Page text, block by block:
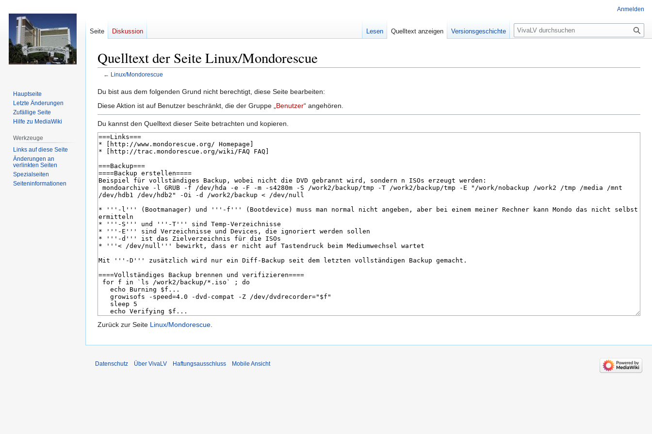
Quelltext der Seite Linux/Mondorescue
← Linux/Mondorescue
Zur
Navigation
Zur
Suche
Du bist aus dem folgenden Grund nicht berechtigt, diese Seite bearbeiten:
Diese Aktion ist auf Benutzer beschränkt, die der Gruppe „ Benutzer“ angehören.
Du kannst den Quelltext dieser Seite betrachten und kopieren.
Zurück zur Seite Linux/Mondorescue.
Anmelden
Seite Diskussion Lesen Quelltext anzeigen Versionsgeschichte
Suche
Hauptseite
Letzte Änderungen
Zufällige Seite
Hilfe zu MediaWiki
Werkzeuge
Links auf diese Seite
Änderungen an
verlinkten Seiten
Spezialseiten
Seiten­­informationen
Datenschutz Über VivaLV Haftungsausschluss Mobile Ansicht